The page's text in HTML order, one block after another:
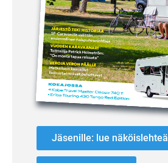
Jäsenille: lue näköislehteä